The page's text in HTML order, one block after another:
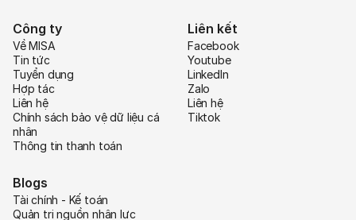
Công ty
Về MISA
Tin tức
Tuyển dụng
Hợp tác
Liên hệ
Chính sách bảo vệ dữ liệu cá
nhân
Thông tin thanh toán
Liên kết
Facebook
Youtube
LinkedIn
Zalo
Liên hệ
Tiktok
Blogs
Tài chính - Kế toán
Quản trị nguồn nhân lực